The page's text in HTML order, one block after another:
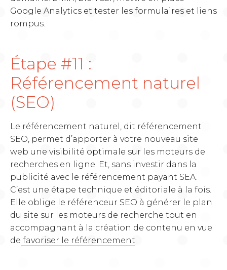
Google Analytics et tester les formulaires et liens
rompus.
Étape #11 :
Référencement naturel
(SEO)
Le référencement naturel, dit référencement
SEO, permet d’apporter à votre nouveau site
web une visibilité optimale sur les moteurs de
recherches en ligne. Et, sans investir dans la
publicité avec le référencement payant SEA.
C’est une étape technique et éditoriale à la fois.
Elle oblige le référenceur SEO à générer le plan
du site sur les moteurs de recherche tout en
accompagnant à la création de contenu en vue
de favoriser le référencement.